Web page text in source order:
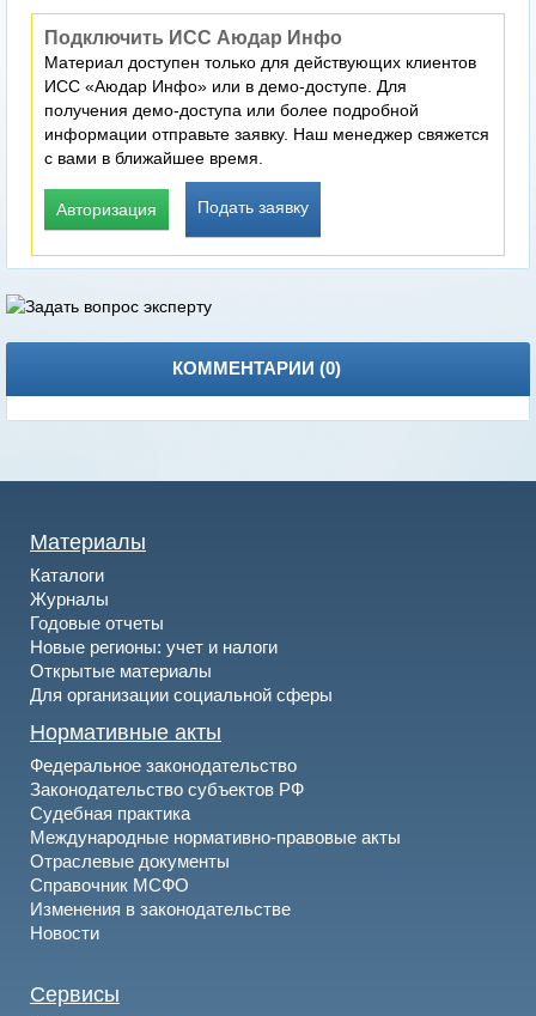
Подключить ИСС Аюдар Инфо
Материал доступен только для действующих клиентов
ИСС «Аюдар Инфо» или в демо-доступе. Для
получения демо-доступа или более подробной
информации отправьте заявку. Наш менеджер свяжется
с вами в ближайшее время.
Авторизация Подать заявку
КОММЕНТАРИИ (0)
Материалы
Каталоги
Журналы
Годовые отчеты
Новые регионы: учет и налоги
Открытые материалы
Для организации социальной сферы
Нормативные акты
Федеральное законодательство
Законодательство субъектов РФ
Судебная практика
Международные нормативно-правовые акты
Отраслевые документы
Справочник МСФО
Изменения в законодательстве
Новости
Сервисы